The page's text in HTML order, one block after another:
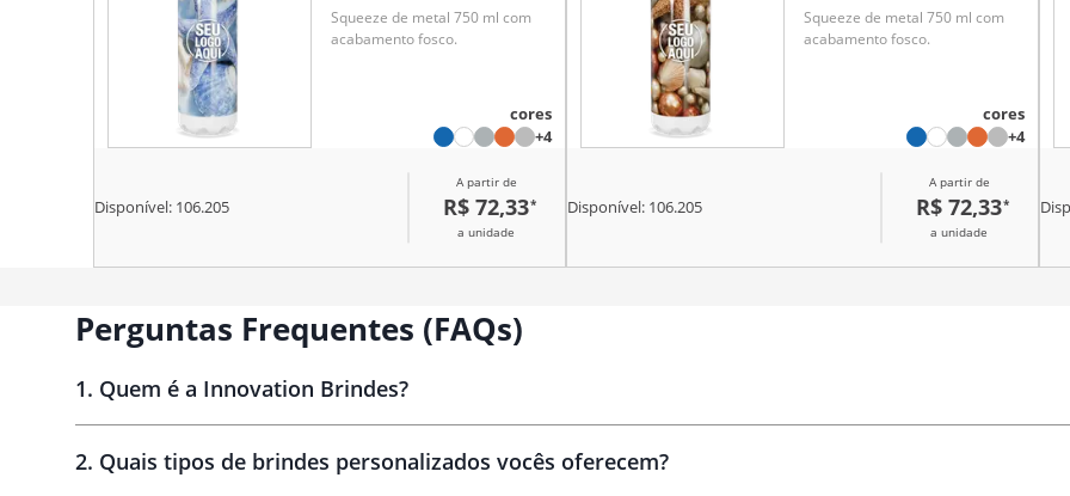
Squeeze de metal 750 ml com
acabamento fosco.
cores
+4
Disponível: 106.205
A partir de
R$ 72,33*
a unidade
Squeeze de metal 750 ml com
acabamento fosco.
cores
+4
Disponível: 106.205
A partir de
R$ 72,33*
a unidade
Perguntas Frequentes (FAQs)
1. Quem é a Innovation Brindes?
2. Quais tipos de brindes personalizados vocês oferecem?